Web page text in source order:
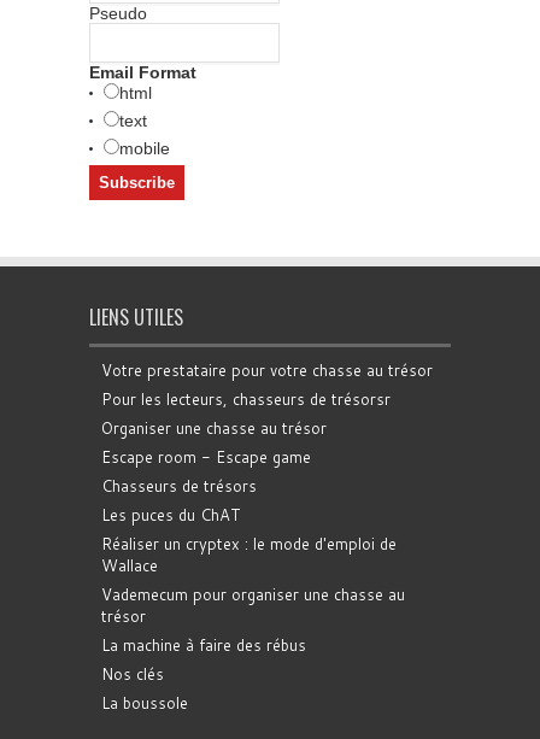
Pseudo
Email Format
html
text
mobile
LIENS UTILES
Votre prestataire pour votre chasse au trésor
Pour les lecteurs, chasseurs de trésorsr
Organiser une chasse au trésor
Escape room - Escape game
Chasseurs de trésors
Les puces du ChAT
Réaliser un cryptex : le mode d'emploi de
Wallace
Vademecum pour organiser une chasse au
trésor
La machine à faire des rébus
Nos clés
La boussole